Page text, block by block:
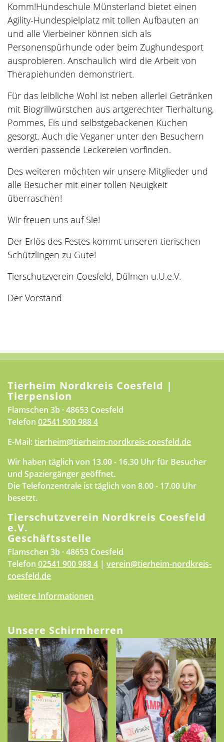
Komm!Hundeschule Münsterland bietet einen
Agility-Hundespielplatz mit tollen Aufbauten an
und alle Vierbeiner können sich als
Personenspürhunde oder beim Zughundesport
ausprobieren. Anschaulich wird die Arbeit von
Therapiehunden demonstriert.
Für das leibliche Wohl ist neben allerlei Getränken
mit Biogrillwürstchen aus artgerechter Tierhaltung,
Pommes, Eis und selbstgebackenen Kuchen
gesorgt. Auch die Veganer unter den Besuchern
werden passende Leckereien vorfinden.
Des weiteren möchten wir unsere Mitglieder und
alle Besucher mit einer tollen Neuigkeit
überraschen!
Wir freuen uns auf Sie!
Der Erlös des Festes kommt unseren tierischen
Schützlingen zu Gute!
Tierschutzverein Coesfeld, Dülmen u.U.e.V.
Der Vorstand
Tierheim Nordkreis Coesfeld |
Tierpension
Flamschen 3b · 48653 Coesfeld
Telefon 02541 900 988 4
E-Mail:tierheim@tierheim-nordkreis-coesfeld.de
Wir haben täglich von 13.00 - 16.30 Uhr für Besucher
und Spaziergänger geöffnet.
Die Telefonzentrale ist täglich von 8.00 - 17.00 Uhr
besetzt.
Tierschutzverein Nordkreis Coesfeld
e.V.
Geschäftsstelle
Flamschen 3b · 48653 Coesfeld
Telefon 02541 900 988 4 | verein@tierheim-nordkreis-
coesfeld.de
weitere Informationen
Unsere Schirmherren